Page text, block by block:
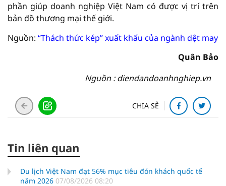
phần giúp doanh nghiệp Việt Nam có được vị trí trên
bản đồ thương mại thế giới.
Nguồn: “Thách thức kép” xuất khẩu của ngành dệt may
Quân Bảo
Nguồn : diendandoanhnghiep.vn
CHIA SẺ
Tin liên quan
Du lịch Việt Nam đạt 56% mục tiêu đón khách quốc tế
năm 2026 07/08/2026 08:20